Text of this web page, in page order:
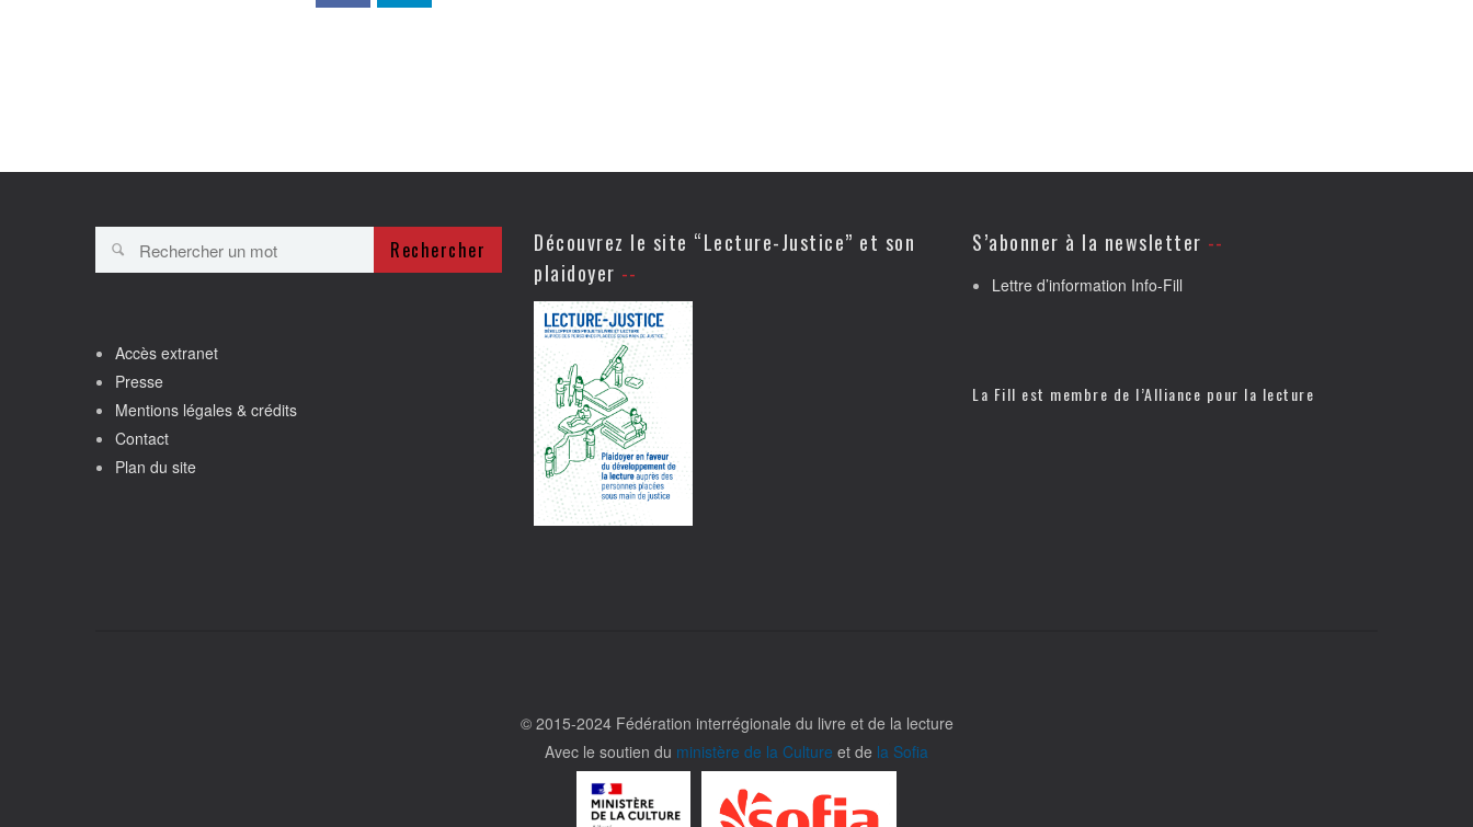
Rechercher
Accès extranet
Presse
Mentions légales & crédits
Contact
Plan du site
Découvrez le site “Lecture-Justice” et son
plaidoyer
S’abonner à la newsletter
Lettre d’information Info-Fill
La Fill est membre de l’Alliance pour la lecture
© 2015-2024 Fédération interrégionale du livre et de la lecture
Avec le soutien du ministère de la Culture et de la Sofia